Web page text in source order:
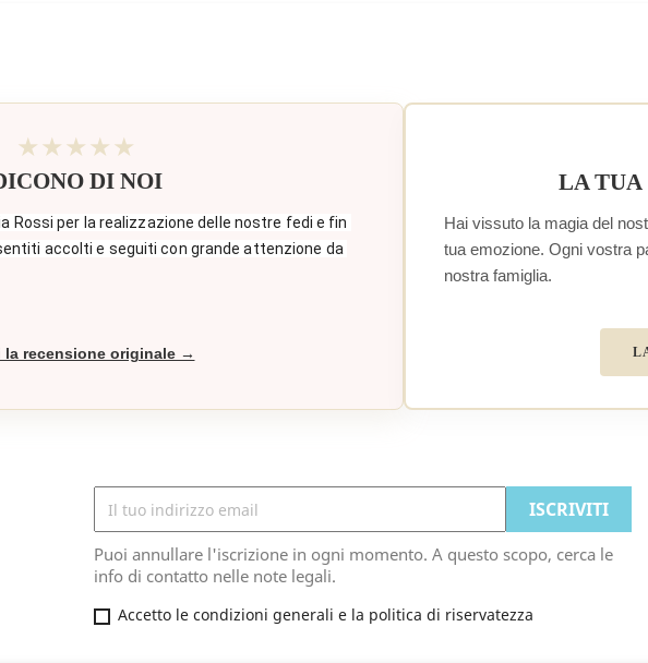
★★★★★
DI NOI
Rossi per la realizzazione delle nostre fedi e fin
accolti e seguiti con grande attenzione da
la recensione originale →
LA TUA
Hai vissuto la magia del
tua emozione. Ogni vostra
nostra famiglia.
Puoi annullare l'iscrizione in ogni momento. A questo scopo, cerca le
info di contatto nelle note legali.
Accetto le condizioni generali e la politica di riservatezza